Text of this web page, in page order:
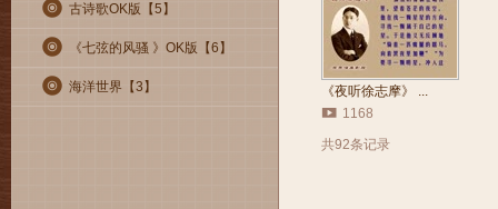
古诗歌OK版【5 】
《七弦的风骚 》OK版【6 】
海洋世界【3 】
《夜听徐志摩》 ...
1168
共92条记录